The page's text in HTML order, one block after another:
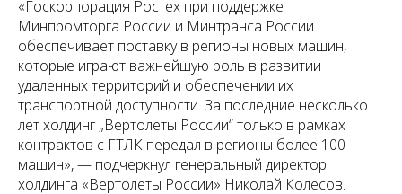
«Госкорпорация Ростех при поддержке
Минпромторга России и Минтранса России
обеспечивает поставку в регионы новых машин,
которые играют важнейшую роль в развитии
удаленных территорий и обеспечении их
транспортной доступности. За последние несколько
лет холдинг „Вертолеты России“ только в рамках
контрактов с ГТЛК передал в регионы более 100
машин», — подчеркнул генеральный директор
холдинга «Вертолеты России» Николай Колесов.